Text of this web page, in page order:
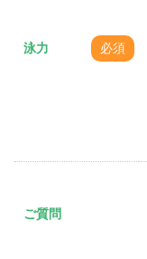
泳力 必須
ご質問